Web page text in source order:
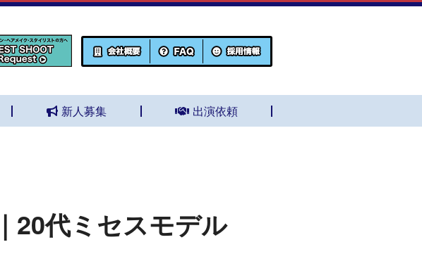
新人募集 出演依頼
20代ミセスモデル